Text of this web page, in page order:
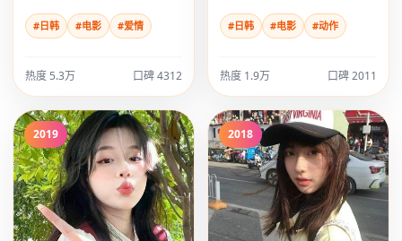
#日韩 #电影 #爱情
热度 5.3万 口碑 4312
#日韩 #电影 #动作
热度 1.9万 口碑 2011
2019 2018